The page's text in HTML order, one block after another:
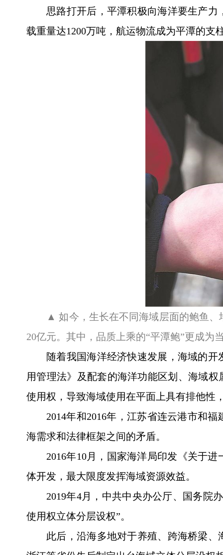
思路打开后，平潭积极向海洋要生产
载重量达1200万吨，航运物流成为平潭的支
▲ 如今，生长在不同海域层面的鲍鱼、
20亿元。其中，品质上乘的“平潭鲍”更成为
随着我国海洋经济快速发展，海域的
用管理法》及配套的海洋功能区划、海域
使用权，导致海域使用在平面上具有排他性
2014年和2016年，江苏省连云港市和
海需求和法律框架之间的矛盾。
2016年10月，国家海洋局印发《关于
体开发，最大限度发挥海域资源效益。
2019年4月，中共中央办公厅、国务院
使用权立体分层设权”。
此后，沿海多地对于养殖、跨海桥梁